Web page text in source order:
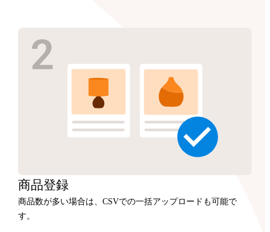
商品登録
商品数が多い場合は、CSVでの一括アップロードも可能で
す。